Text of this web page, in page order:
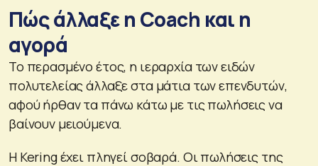
Πώς άλλαξε η Coach και η
αγορά
Το περασμένο έτος, η ιεραρχία των ειδών
πολυτελείας άλλαξε στα μάτια των επενδυτών,
αφού ήρθαν τα πάνω κάτω με τις πωλήσεις να
βαίνουν μειούμενα.
Η Kering έχει πληγεί σοβαρά. Οι πωλήσεις της